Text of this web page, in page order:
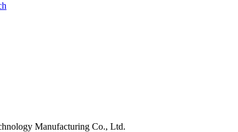
Manufacturing Co., Ltd.